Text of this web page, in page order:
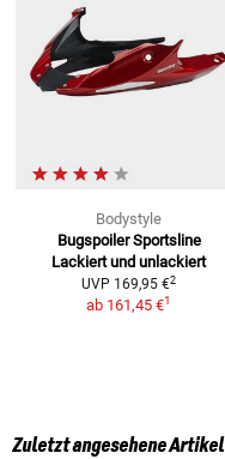
Bodystyle
Bugspoiler Sportsline
Lackiert und unlackiert
UVP 169,95 €2
ab 161,45 €1
Zuletzt angesehene Artikel